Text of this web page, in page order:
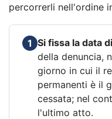
percorrerli nell'ordine
1 Si fissa la data
della denuncia,
giorno in cui il
permanenti è il
cessata; nel
l'ultimo atto.